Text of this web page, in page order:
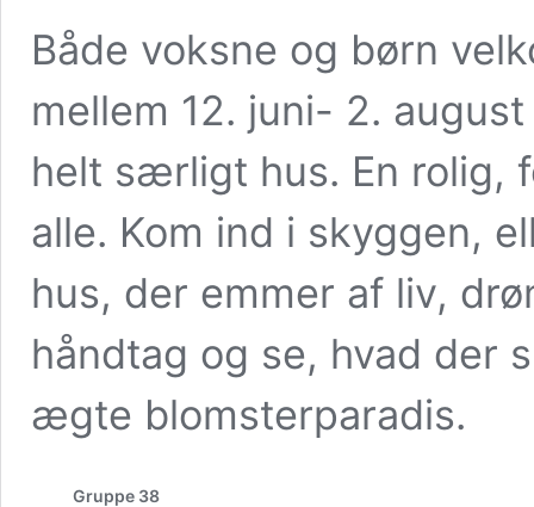
Både voksne og børn
mellem 12. juni- 2.
helt særligt hus. En rolig,
alle. Kom ind i skyggen,
hus, der emmer af liv,
håndtag og se, hvad der
ægte blomsterparadis.
Gruppe 38